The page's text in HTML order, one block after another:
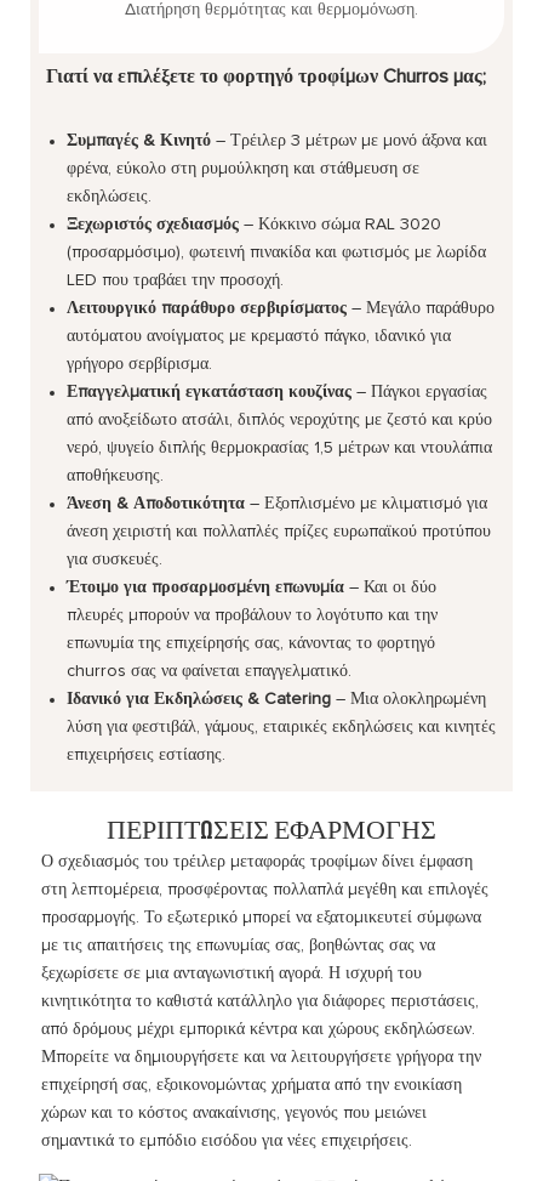
Διατήρηση θερμότητας και θερμομόνωση.
Γιατί να επιλέξετε το φορτηγό τροφίμων Churros μας;
Συμπαγές & Κινητό – Τρέιλερ 3 μέτρων με μονό άξονα και
φρένα, εύκολο στη ρυμούλκηση και στάθμευση σε
εκδηλώσεις.
Ξεχωριστός σχεδιασμός – Κόκκινο σώμα RAL 3020
(προσαρμόσιμο), φωτεινή πινακίδα και φωτισμός με λωρίδα
LED που τραβάει την προσοχή.
Λειτουργικό παράθυρο σερβιρίσματος – Μεγάλο παράθυρο
αυτόματου ανοίγματος με κρεμαστό πάγκο, ιδανικό για
γρήγορο σερβίρισμα.
Επαγγελματική εγκατάσταση κουζίνας – Πάγκοι εργασίας
από ανοξείδωτο ατσάλι, διπλός νεροχύτης με ζεστό και κρύο
νερό, ψυγείο διπλής θερμοκρασίας 1,5 μέτρων και ντουλάπια
αποθήκευσης.
Άνεση & Αποδοτικότητα – Εξοπλισμένο με κλιματισμό για
άνεση χειριστή και πολλαπλές πρίζες ευρωπαϊκού προτύπου
για συσκευές.
Έτοιμο για προσαρμοσμένη επωνυμία – Και οι δύο
πλευρές μπορούν να προβάλουν το λογότυπο και την
επωνυμία της επιχείρησής σας, κάνοντας το φορτηγό
churros σας να φαίνεται επαγγελματικό.
Ιδανικό για Εκδηλώσεις & Catering – Μια ολοκληρωμένη
λύση για φεστιβάλ, γάμους, εταιρικές εκδηλώσεις και κινητές
επιχειρήσεις εστίασης.
ΠΕΡΙΠΤΏΣΕΙΣ ΕΦΑΡΜΟΓΉΣ
Ο σχεδιασμός του τρέιλερ μεταφοράς τροφίμων δίνει έμφαση
στη λεπτομέρεια, προσφέροντας πολλαπλά μεγέθη και επιλογές
προσαρμογής. Το εξωτερικό μπορεί να εξατομικευτεί σύμφωνα
με τις απαιτήσεις της επωνυμίας σας, βοηθώντας σας να
ξεχωρίσετε σε μια ανταγωνιστική αγορά. Η ισχυρή του
κινητικότητα το καθιστά κατάλληλο για διάφορες περιστάσεις,
από δρόμους μέχρι εμπορικά κέντρα και χώρους εκδηλώσεων.
Μπορείτε να δημιουργήσετε και να λειτουργήσετε γρήγορα την
επιχείρησή σας, εξοικονομώντας χρήματα από την ενοικίαση
χώρων και το κόστος ανακαίνισης, γεγονός που μειώνει
σημαντικά το εμπόδιο εισόδου για νέες επιχειρήσεις.